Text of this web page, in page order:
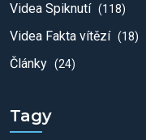
Videa Spiknutí (118)
Videa Fakta vítězí (18)
Články (24)
Tagy